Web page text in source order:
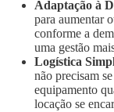
Adaptação à
para aumentar
conforme a
uma gestão
Logística
não precisam
equipamento
locação se